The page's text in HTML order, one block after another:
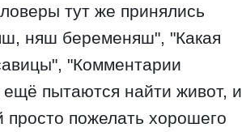
тут же принялись
няш беременяш", "Какая
"Комментарии
ещё пытаются найти живот, и
пожелать хорошего